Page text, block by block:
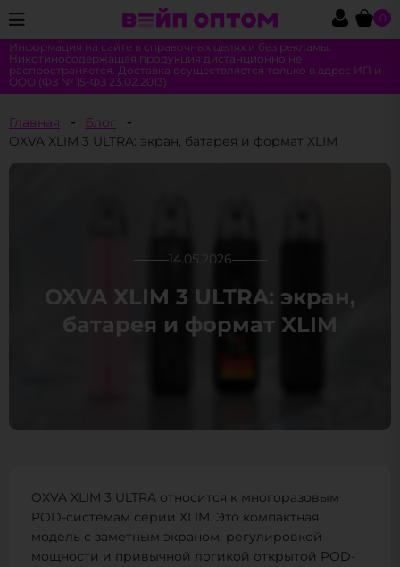
0
Информация на сайте в справочных целях и без рекламы.
Никотиносодержащая продукция дистанционно не
распространяется. Доставка осуществляется только в адрес ИП и
ООО (ФЗ № 15-ФЗ 23.02.2013)
Главная
Блог
OXVA XLIM 3 ULTRA: экран, батарея и формат XLIM
14.05.2026
OXVA XLIM 3 ULTRA: экран,
батарея и формат XLIM
OXVA XLIM 3 ULTRA относится к многоразовым
POD-системам серии XLIM. Это компактная
модель с заметным экраном, регулировкой
мощности и привычной логикой открытой POD-